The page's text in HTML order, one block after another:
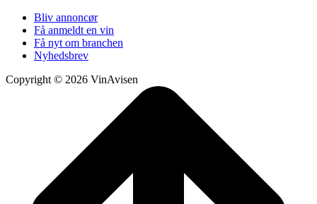
Bliv annoncør
Få anmeldt en vin
Få nyt om branchen
Nyhedsbrev
Copyright © 2026 VinAvisen